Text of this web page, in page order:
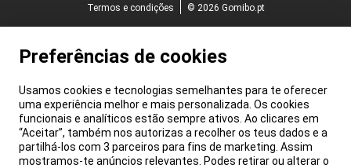
Termos e condições
© 2026 Gomibo.pt
Preferências de cookies
Usamos cookies e tecnologias semelhantes para te oferecer
uma experiência melhor e mais personalizada. Os cookies
funcionais e analíticos estão sempre ativos. Ao clicares em
“Aceitar”, também nos autorizas a recolher os teus dados e a
partilhá-los com 3 parceiros para fins de marketing. Assim
mostramos-te anúncios relevantes. Podes retirar ou alterar o